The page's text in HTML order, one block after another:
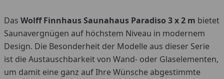
Das Wolff Finnhaus Saunahaus Paradiso 3 x 2 m bietet
Saunavergnügen auf höchstem Niveau in modernem
Design. Die Besonderheit der Modelle aus dieser Serie
ist die Austauschbarkeit von Wand- oder Glaselementen,
um damit eine ganz auf Ihre Wünsche abgestimmte